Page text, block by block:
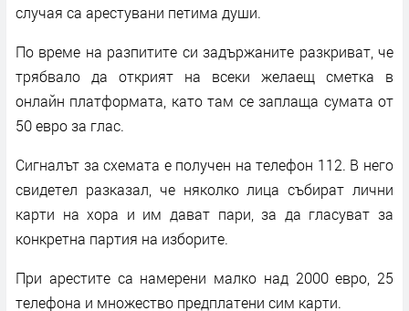
случая са арестувани петима души.
По време на разпитите си задържаните разкриват, че
трябвало да открият на всеки желаещ сметка в
онлайн платформата, като там се заплаща сумата от
50 евро за глас.
Сигналът за схемата е получен на телефон 112. В него
свидетел разказал, че няколко лица събират лични
карти на хора и им дават пари, за да гласуват за
конкретна партия на изборите.
При арестите са намерени малко над 2000 евро, 25
телефона и множество предплатени сим карти.